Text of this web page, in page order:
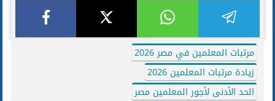
مرتبات المعلمين في مصر 2026
زيادة مرتبات المعلمين 2026
الحد الأدنى لأجور المعلمين مصر